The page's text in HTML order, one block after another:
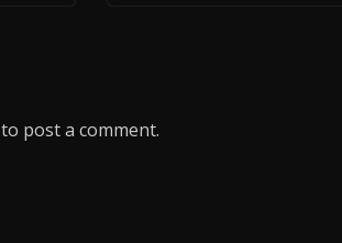
to post a comment.